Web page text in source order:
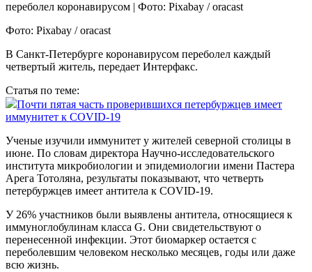
Фото: Pixabay / oracast
В Санкт-Петербурге коронавирусом переболел каждый
четвертый житель, передает Интерфакс.
Статья по теме:
Почти пятая часть проверившихся петербуржцев имеет
иммунитет к COVID-19
Ученые изучили иммунитет у жителей северной столицы в
июне. По словам директора Научно-исследовательского
института микробиологии и эпидемиологии имени Пастера
Арега Тотоляна, результаты показывают, что четверть
петербуржцев имеет антитела к COVID-19.
У 26% участников были выявлены антитела, относящиеся к
иммуноглобулинам класса G. Они свидетельствуют о
перенесенной инфекции. Этот биомаркер остается с
переболевшим человеком несколько месяцев, годы или даже
всю жизнь.